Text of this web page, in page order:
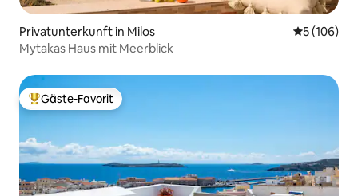
Privatunterkunft in Milos
5 (106)
Mytakas Haus mit Meerblick
Beliebter Gäste-Favorit.
Gäste-Favorit